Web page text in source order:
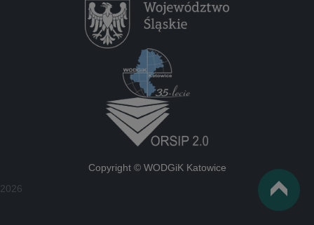
Copyright © WODGiK Katowice
2026